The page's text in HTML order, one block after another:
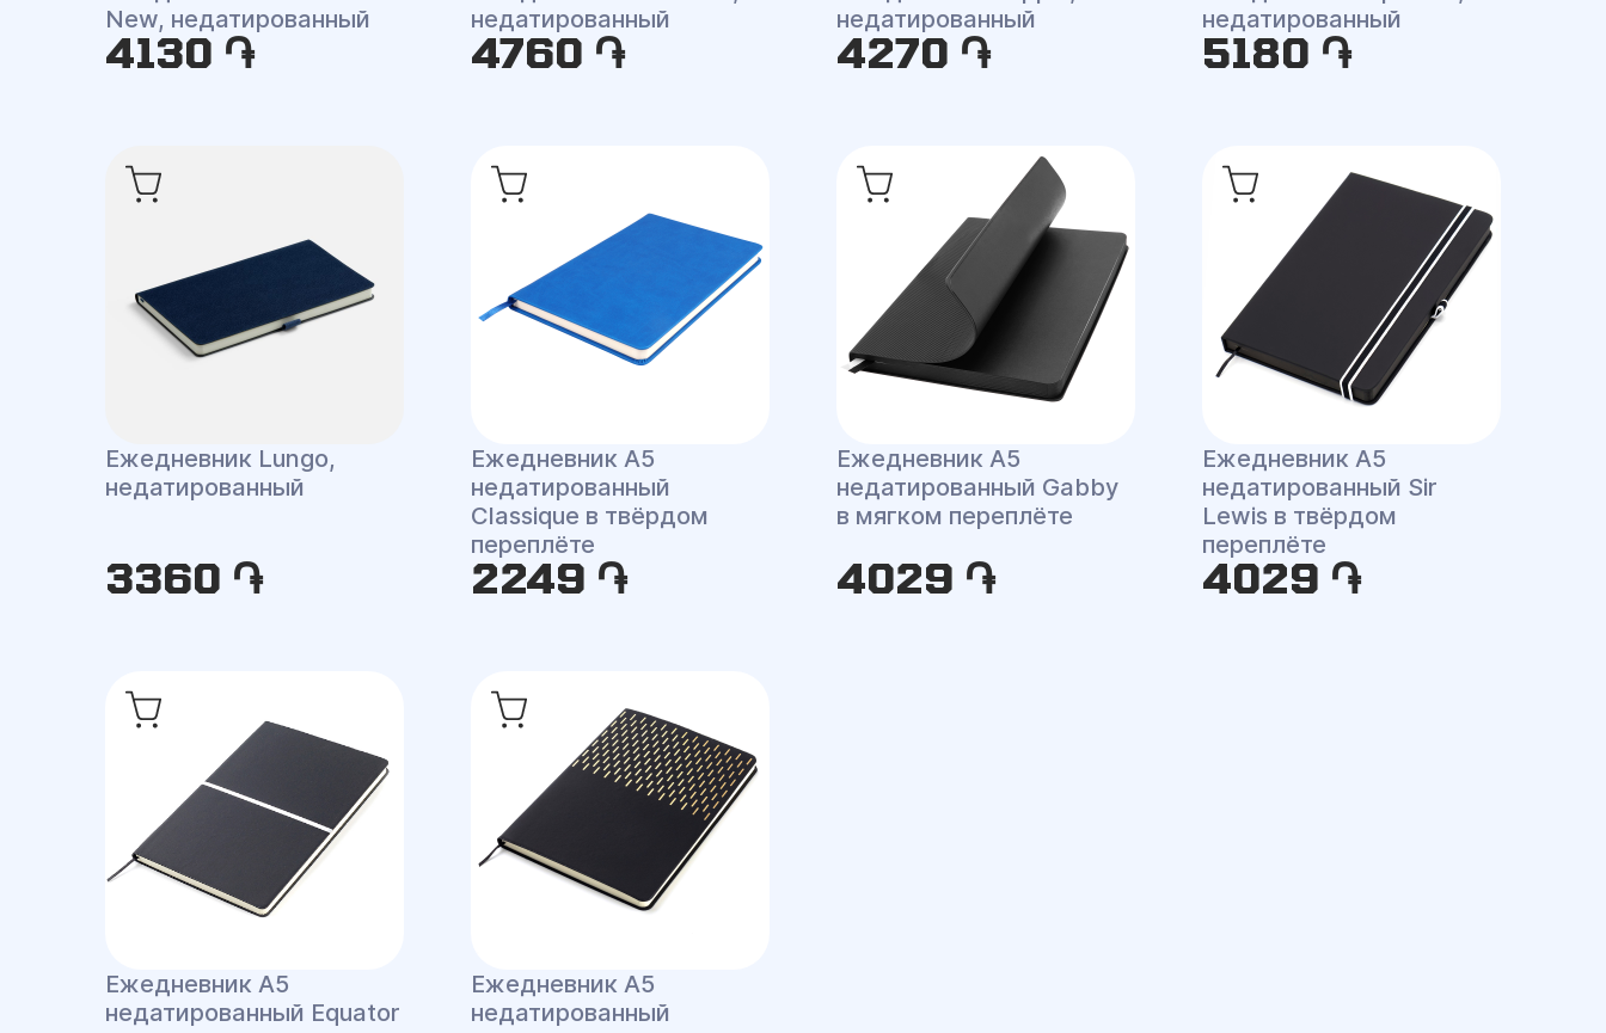
New, недатированный
4130 ֏
недатированный
4760 ֏
недатированный
4270 ֏
недатированный
5180 ֏
Ежедневник Lungo,
недатированный
3360 ֏
Ежедневник A5
недатированный
Classique в твёрдом
переплёте
2249 ֏
Ежедневник A5
недатированный Gabby
в мягком переплёте
4029 ֏
Ежедневник A5
недатированный Sir
Lewis в твёрдом
переплёте
4029 ֏
Ежедневник A5
недатированный Equator
Ежедневник A5
недатированный